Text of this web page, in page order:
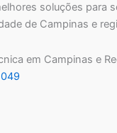
soluções para
de Campinas e
em Campinas e